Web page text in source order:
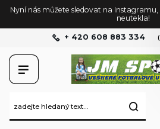
Nyní nás můžete sledovat na
neutekla!
+ 420 608 883 334